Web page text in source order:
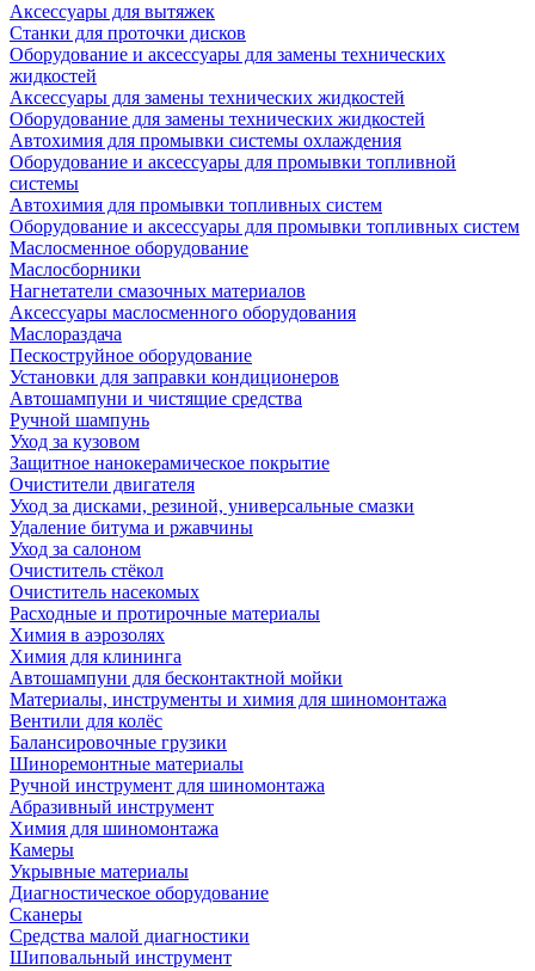
Аксессуары для вытяжек
Станки для проточки дисков
Оборудование и аксессуары для замены технических
жидкостей
Аксессуары для замены технических жидкостей
Оборудование для замены технических жидкостей
Автохимия для промывки системы охлаждения
Оборудование и аксессуары для промывки топливной
системы
Автохимия для промывки топливных систем
Оборудование и аксессуары для промывки топливных систем
Маслосменное оборудование
Маслосборники
Нагнетатели смазочных материалов
Аксессуары маслосменного оборудования
Маслораздача
Пескоструйное оборудование
Установки для заправки кондиционеров
Автошампуни и чистящие средства
Ручной шампунь
Уход за кузовом
Защитное нанокерамическое покрытие
Очистители двигателя
Уход за дисками, резиной, универсальные смазки
Удаление битума и ржавчины
Уход за салоном
Очиститель стёкол
Очиститель насекомых
Расходные и протирочные материалы
Химия в аэрозолях
Химия для клининга
Автошампуни для бесконтактной мойки
Материалы, инструменты и химия для шиномонтажа
Вентили для колёс
Балансировочные грузики
Шиноремонтные материалы
Ручной инструмент для шиномонтажа
Абразивный инструмент
Химия для шиномонтажа
Камеры
Укрывные материалы
Диагностическое оборудование
Сканеры
Средства малой диагностики
Шиповальный инструмент